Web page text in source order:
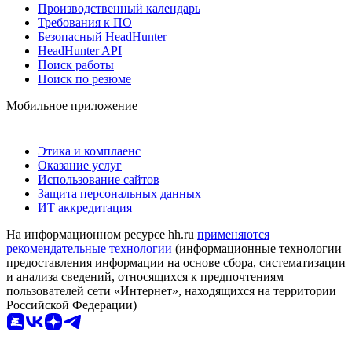
Производственный календарь
Требования к ПО
Безопасный HeadHunter
HeadHunter API
Поиск работы
Поиск по резюме
Мобильное приложение
Этика и комплаенс
Оказание услуг
Использование сайтов
Защита персональных данных
ИТ аккредитация
На информационном ресурсе hh.ru применяются
рекомендательные технологии (информационные технологии
предоставления информации на основе сбора, систематизации
и анализа сведений, относящихся к предпочтениям
пользователей сети «Интернет», находящихся на территории
Российской Федерации)